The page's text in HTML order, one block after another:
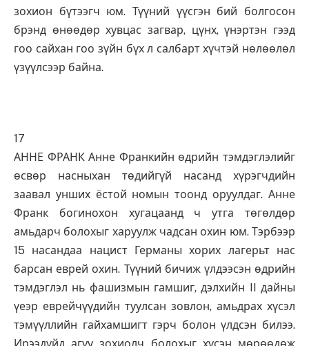
зохион бүтээгч юм. Түүний үүсгэн бий болгосон
брэнд өнөөдөр хувцас загвар, цүнх, үнэртэн гээд
гоо сайхан гоо зүйн бүх л салбарт хүчтэй нөлөөлөл
үзүүлсээр байна.
17
АННЕ ФРАНК Анне Франкийн өдрийн тэмдэглэлийг
өсвөр насныхан төдийгүй насанд хүрэгчдийн
заавал унших ёстой номын тоонд оруулдаг. Анне
Франк богинохон хугацаанд ч утга төгөлдөр
амьдарч болохыг харуулж чадсан охин юм. Тэрбээр
15 насандаа нацист Германы хорих лагерьт нас
барсан еврей охин. Түүний бичиж үлдээсэн өдрийн
тэмдэглэл нь фашизмын гамшиг, дэлхийн II дайны
үеэр еврейчүүдийн туулсан зовлон, амьдрах хүсэл
тэмүүллийн гайхамшигт гэрч болон үлдсэн билээ.
Ирээдүйд агуу зохиолч болохыг хүсэн мөрөөдөж